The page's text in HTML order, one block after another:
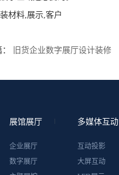
材料,展示,客户
： 旧货企业数字展厅设计装修
展馆展厅
企业展厅
数字展厅
多媒体互动
互动投影
大屏互动